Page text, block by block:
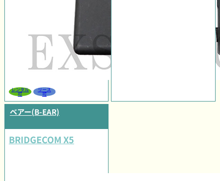
レンタル
可
リース
可
ベアー(B-EAR)
BRIDGECOM X5